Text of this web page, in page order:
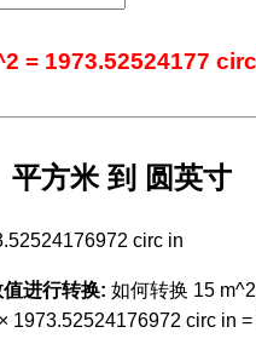
= 1973.52524177
平方米 到 圆英寸
circ in
进行转换: 如何转换 15
1973.52524176972 circ in